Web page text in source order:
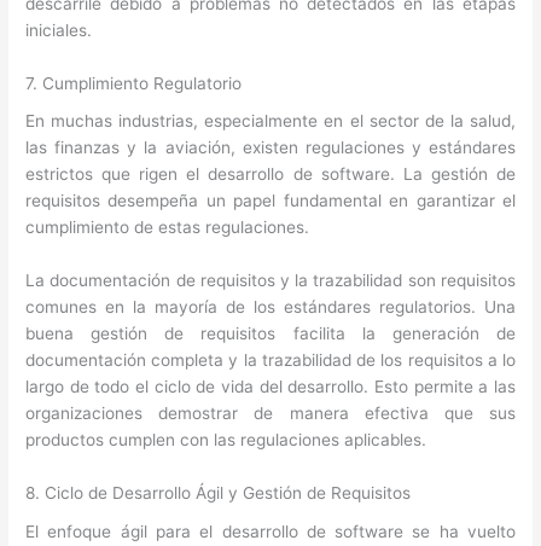
iniciales.
7. Cumplimiento Regulatorio
En muchas industrias, especialmente en el sector de la salud,
las finanzas y la aviación, existen regulaciones y estándares
estrictos que rigen el desarrollo de software. La gestión de
requisitos desempeña un papel fundamental en garantizar el
cumplimiento de estas regulaciones.
La documentación de requisitos y la trazabilidad son requisitos
comunes en la mayoría de los estándares regulatorios. Una
buena gestión de requisitos facilita la generación de
documentación completa y la trazabilidad de los requisitos a lo
largo de todo el ciclo de vida del desarrollo. Esto permite a las
organizaciones demostrar de manera efectiva que sus
productos cumplen con las regulaciones aplicables.
8. Ciclo de Desarrollo Ágil y Gestión de Requisitos
El enfoque ágil para el desarrollo de software se ha vuelto